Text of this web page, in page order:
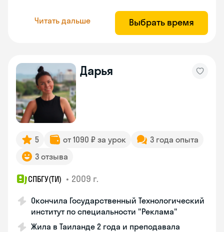
Читать дальше Выбрать время
Дарья
5 от 1090 ₽ за урок
3 года опыта
3 отзыва
СПБГУ(ТИ) • 2009 г.
Окончила Государственный Технологический
институт по специальности "Реклама"
Жила в Таиланде 2 года и преподавала